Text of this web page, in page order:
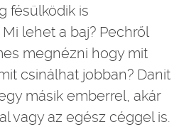
fésülködik is
lehet a baj? Pechről
megnézni hogy mit
csinálhat jobban? Danit
másik emberrel, akár
vagy az egész céggel is.